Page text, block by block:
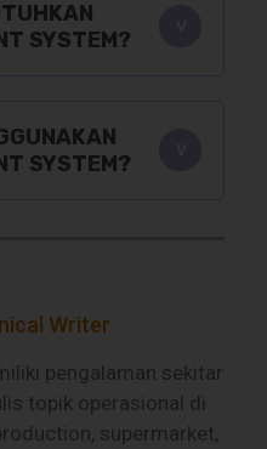
SYSTEM?
SYSTEM?
Writer
pengalaman sekitar
topik operasional di
supermarket,